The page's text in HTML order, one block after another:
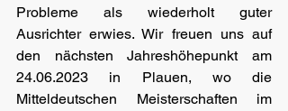
Probleme als wiederholt guter
Ausrichter erwies. Wir freuen uns auf
den nächsten Jahreshöhepunkt am
24.06.2023 in Plauen, wo die
Mitteldeutschen Meisterschaften im